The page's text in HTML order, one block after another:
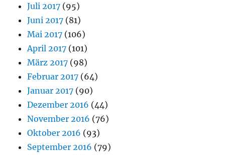
Juli 2017 (95)
Juni 2017 (81)
Mai 2017 (106)
April 2017 (101)
März 2017 (98)
Februar 2017 (64)
Januar 2017 (90)
Dezember 2016 (44)
November 2016 (76)
Oktober 2016 (93)
September 2016 (79)